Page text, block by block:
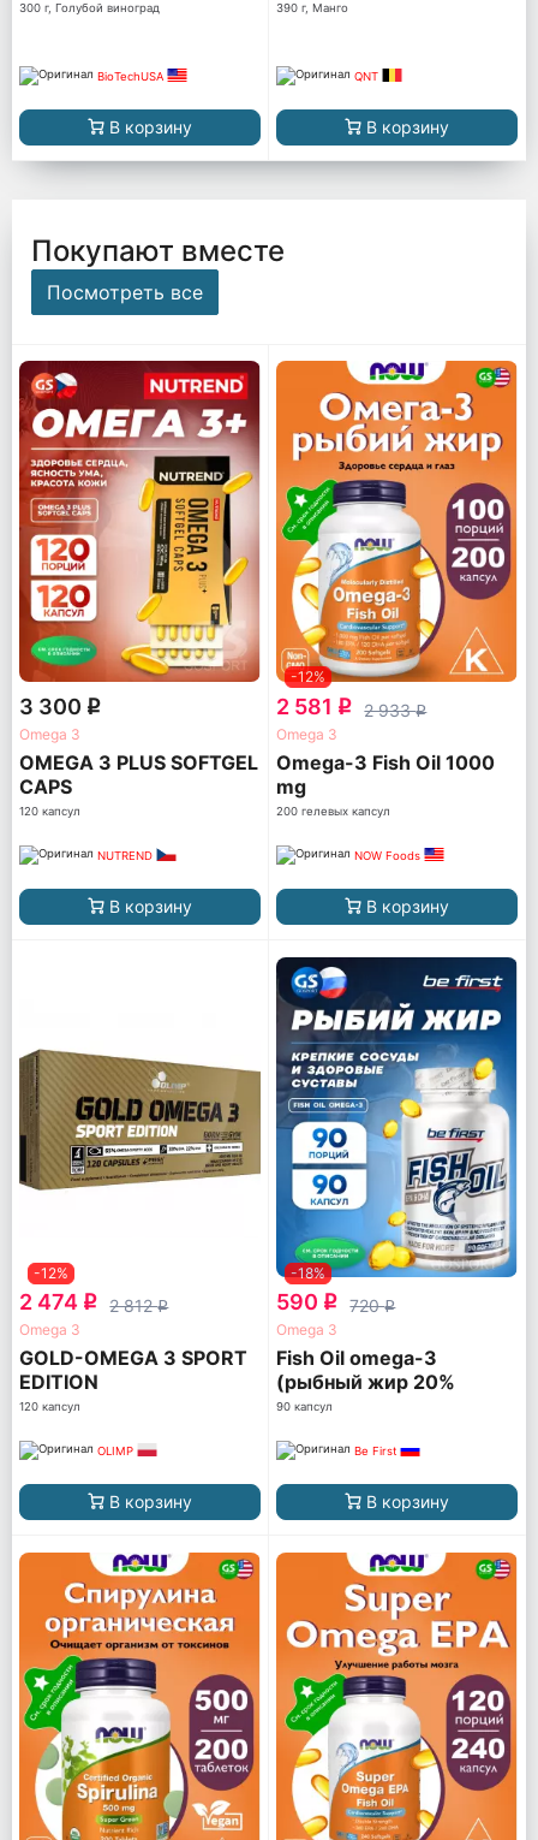
300 г, Голубой виноград
BioTechUSA
В корзину
390 г, Манго
QNT
В корзину
Покупают вместе
Посмотреть все
3 300 q
Omega 3
OMEGA 3 PLUS SOFTGEL
CAPS
120 капсул
NUTREND
В корзину
-12%
2 581 q 2 933q
Omega 3
Omega-3 Fish Oil 1000
mg
200 гелевых капсул
NOW Foods
В корзину
-12%
2 474 q 2 812q
Omega 3
GOLD-OMEGA 3 SPORT
EDITION
120 капсул
OLIMP
В корзину
-18%
590 q 720q
Omega 3
Fish Oil omega-3
(рыбный жир 20%
ПНЖК)
90 капсул
Be First
В корзину